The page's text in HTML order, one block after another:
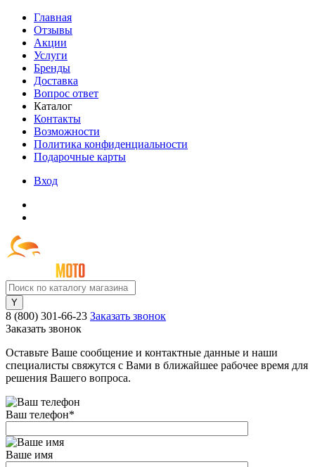
Главная
Отзывы
Акции
Услуги
Бренды
Доставка
Вопрос ответ
Каталог
Контакты
Возможности
Политика конфиденциальности
Подарочные карты
Вход
8 (800) 301-66-23 Заказать звонок
Заказать звонок
Оставьте Ваше сообщение и контактные данные и наши
специалисты свяжутся с Вами в ближайшее рабочее время для
решения Вашего вопроса.
Ваш телефон*
Ваше имя